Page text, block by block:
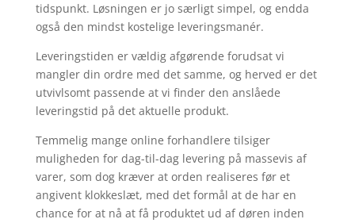
tidspunkt. Løsningen er jo særligt simpel, og endda
også den mindst kostelige leveringsmanér.
Leveringstiden er vældig afgørende forudsat vi
mangler din ordre med det samme, og herved er det
utvivlsomt passende at vi finder den anslåede
leveringstid på det aktuelle produkt.
Temmelig mange online forhandlere tilsiger
muligheden for dag-til-dag levering på massevis af
varer, som dog kræver at orden realiseres før et
angivent klokkeslæt, med det formål at de har en
chance for at nå at få produktet ud af døren inden